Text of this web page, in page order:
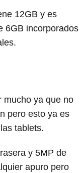
12GB y es
6GB incorporados
mucho ya que no
pero esto ya es
tablets.
y 5MP de
apuro pero